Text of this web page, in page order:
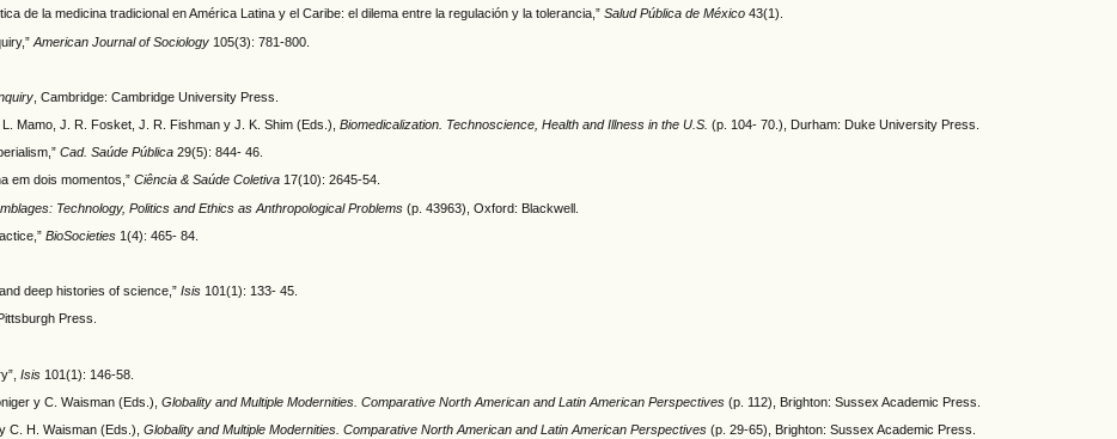
de la medicina tradicional en América Latina y el Caribe: el dilema entre la regulación y la tolerancia,” Salud Pública de México 43(1).
American Journal of Sociology 105(3): 781-800.
, Cambridge: Cambridge University Press.
Mamo, J. R. Fosket, J. R. Fishman y J. K. Shim (Eds.), Biomedicalization. Technoscience, Health and Illness in the U.S. (p. 104- 70.), Durham: Duke University Press.
Cad. Saúde Pública 29(5): 844- 46.
em dois momentos,” Ciência & Saúde Coletiva 17(10): 2645-54.
Technology, Politics and Ethics as Anthropological Problems (p. 43963), Oxford: Blackwell.
BioSocieties 1(4): 465- 84.
deep histories of science,” Isis 101(1): 133- 45.
Press.
Isis 101(1): 146-58.
y C. Waisman (Eds.), Globality and Multiple Modernities. Comparative North American and Latin American Perspectives (p. 112), Brighton: Sussex Academic Press.
C. H. Waisman (Eds.), Globality and Multiple Modernities. Comparative North American and Latin American Perspectives (p. 29-65), Brighton: Sussex Academic Press.